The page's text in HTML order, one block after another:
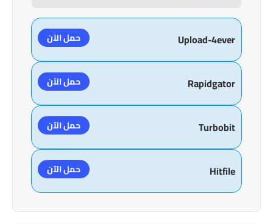
Upload-4ever حمل الآن
Rapidgator حمل الآن
Turbobit حمل الآن
Hitfile حمل الآن